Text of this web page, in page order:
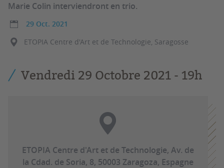
Marie Colin interviendront en trio.
29 Oct. 2021
ETOPIA Centre d'Art et de Technologie, Saragosse
Vendredi 29 Octobre 2021 - 19h
ETOPIA Centre d'Art et de Technologie, Av. de
la Cdad. de Soria, 8, 50003 Zaragoza, Espagne